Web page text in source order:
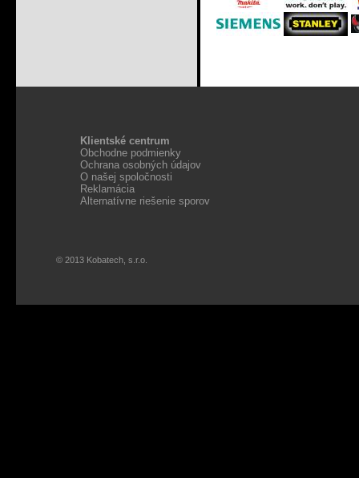
Klientské centrum
Obchodne podmienky
Ochrana osobných údajov
O našej spoločnosti
Reklamácia
Alternatívne riešenie sporov
© 2013 Kobatech, s.r.o.